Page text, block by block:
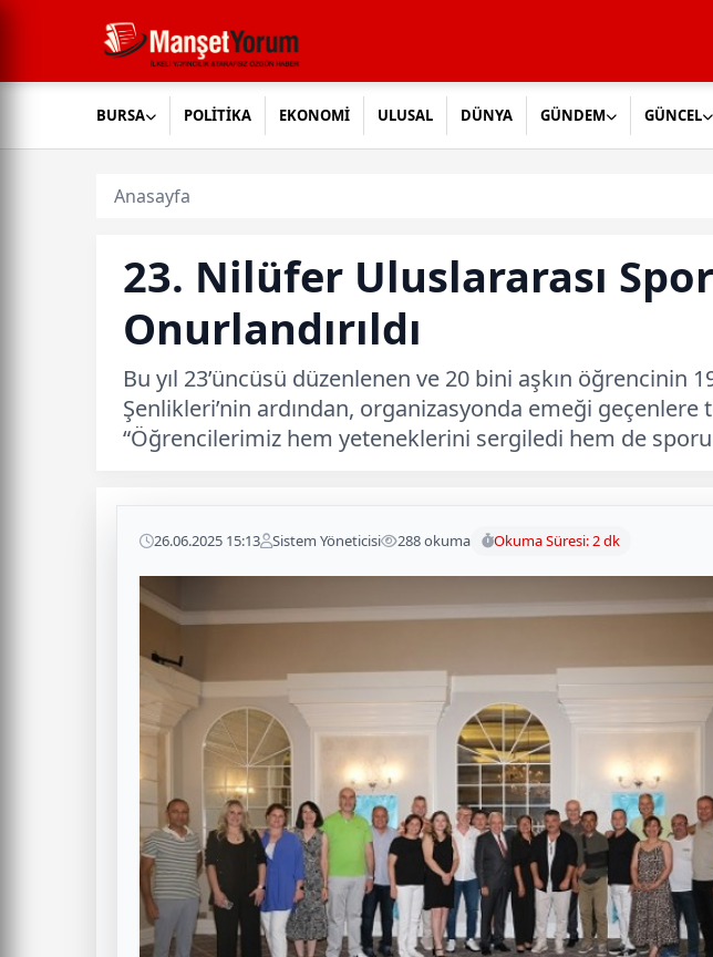
BURSA POLİTİKA EKONOMİ ULUSAL DÜNYA GÜNDEM GÜNCEL
Anasayfa
23. Nilüfer Uluslararası
Onurlandırıldı
Bu yıl 23’üncüsü düzenlenen ve 20 bini aşkın
Şenlikleri’nin ardından, organizasyonda emeği
“Öğrencilerimiz hem yeteneklerini sergiledi hem de
26.06.2025 15:13 Sistem Yöneticisi 288 okuma Okuma Süresi: 2 dk